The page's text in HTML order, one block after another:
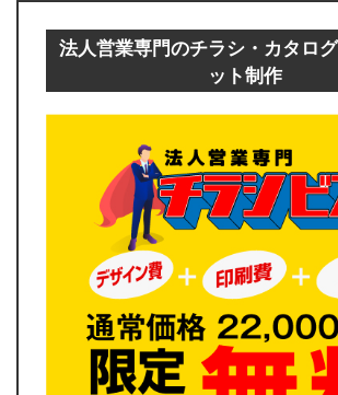
法人営業専門のチラシ・カタロ
ット制作